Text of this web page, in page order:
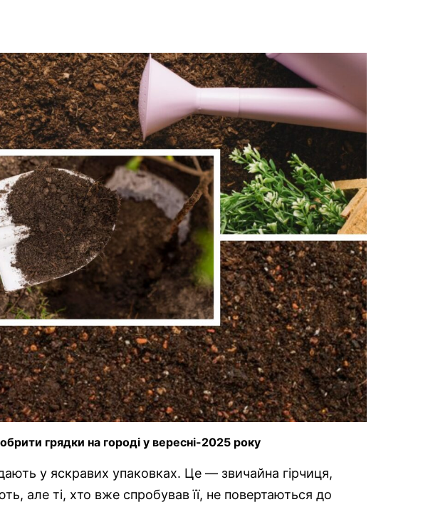
грядки на городі у вересні-2025 року
у яскравих упаковках. Це — звичайна гірчиця,
але ті, хто вже спробував її, не повертаються до